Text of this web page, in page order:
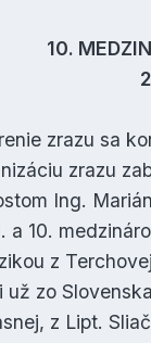
10.
zrazu sa
zrazu
Ing.
a 10.
z
už zo
z Lipt.